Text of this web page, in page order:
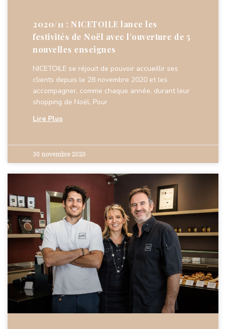
2020/11 : NICETOILE lance les
festivités de Noël avec l’ouverture de 5
nouvelles enseignes
NICETOILE se réjouit de pouvoir accueillir ses
clients depuis le 28 novembre 2020 et les
accompagner, comme chaque année, durant leur
shopping de Noël. Pour
Lire Plus
30 novembre 2020